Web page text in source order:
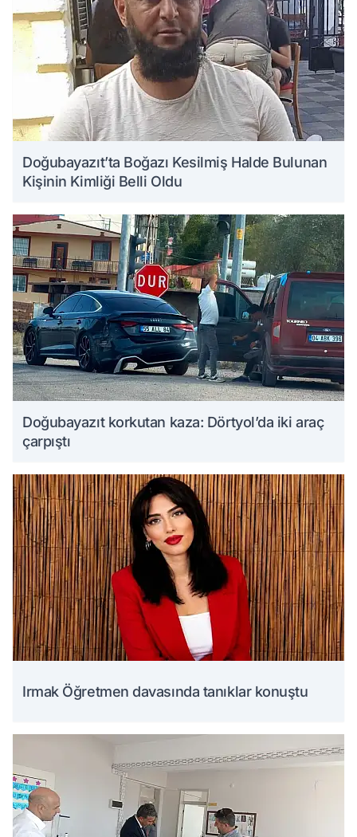
Doğubayazıt’ta Boğazı Kesilmiş Halde Bulunan
Kişinin Kimliği Belli Oldu
Doğubayazıt korkutan kaza: Dörtyol’da iki araç
çarpıştı
Irmak Öğretmen davasında tanıklar konuştu